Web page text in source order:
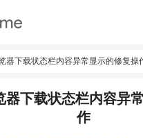
器下载状态栏内容异常显示的修复操
器下载状态栏内容异
作